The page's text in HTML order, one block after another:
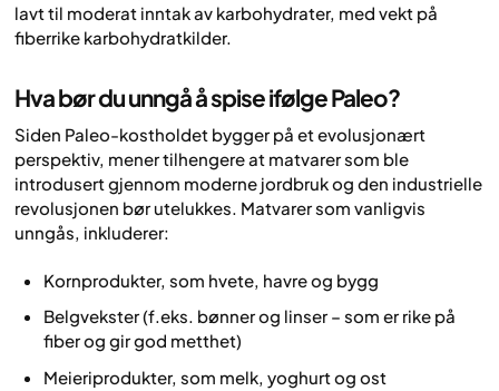
lavt til moderat inntak av karbohydrater, med vekt på
fiberrike karbohydratkilder.
Hva bør du unngå å spise ifølge Paleo?
Siden Paleo-kostholdet bygger på et evolusjonært
perspektiv, mener tilhengere at matvarer som ble
introdusert gjennom moderne jordbruk og den industrielle
revolusjonen bør utelukkes. Matvarer som vanligvis
unngås, inkluderer:
Kornprodukter, som hvete, havre og bygg
Belgvekster (f.eks. bønner og linser – som er rike på
fiber og gir god metthet)
Meieriprodukter, som melk, yoghurt og ost